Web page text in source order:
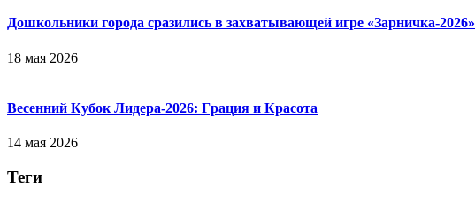
Дошкольники города сразились в захватывающей игре «Зарничка‑2026»
18 мая 2026
Весенний Кубок Лидера-2026: Гpaция и Кpacoтa
14 мая 2026
Теги